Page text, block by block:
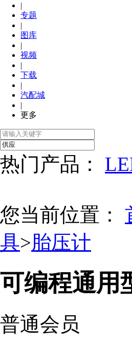
|
专题
|
图库
|
视频
|
下载
|
汽配城
|
更多
热门产品：
您当前位置：
具>胎压计
可编程通用
普通会员